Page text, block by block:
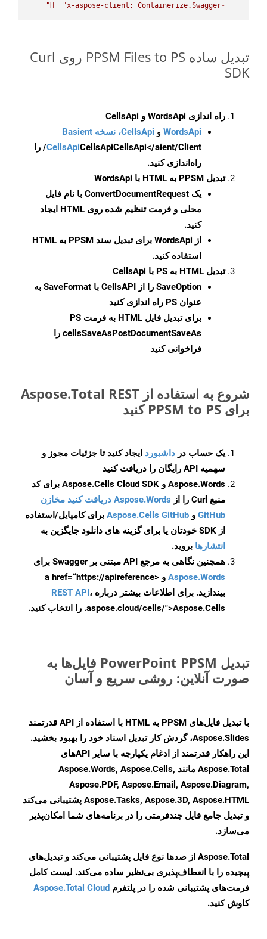
-
H "x-aspose-client: Containerize.Swagger"
تبدیل ساده PPSM Files to PS روی Curl
SDK
راه اندازی WordsApi و CellsApi
WordsApi و CellsApi، نسخه Basient
CellsApiCellsApi
CellsApi</aient/Client/ را
راه‌اندازی کنید.
تبدیل PPSM به HTML با WordsApi
یک ConvertDocumentRequest با نام فایل
محلی و فرمت تنظیم شده روی HTML ایجاد
کنید.
از WordsApi برای تبدیل سند PPSM به HTML
استفاده کنید.
تبدیل HTML به PS با CellsApi
SaveOption
را از CellsAPI با SaveFormat به
عنوان PS راه اندازی کنید
برای تبدیل فایل HTML به فرمت
PS
cellsSaveAsPostDocumentSaveAs را
فراخوانی کنید
شروع به استفاده از Aspose.Total REST
برای PPSM to PS کنید
یک حساب در داشبورد ایجاد کنید تا جزئیات مجوز و
سهمیه API رایگان را دریافت کنید
Aspose.Words و Aspose.Cells Cloud SDK برای کد
منبع Curl را از
Aspose.Words دریافت کنید مخازن
GitHub و Aspose.Cells GitHub برای کامپایل/استفاده
از SDK خودتان یا برای گزینه های دانلود جایگزین به
انتشارها بروید.
همچنین نگاهی به مرجع API مبتنی بر Swagger برای
Aspose.Words
و <a href=“https://apireference
بیندازید. برای اطلاعات بیشتر درباره REST API،
.aspose.cloud/cells/">Aspose.Cells را انتخاب کنید.
تبدیل PowerPoint PPSM فایل‌ها به
صورت آنلاین: روشی سریع و آسان
با تبدیل فایل‌های PPSM به HTML با استفاده از API قدرتمند
Aspose.Slides، گردش کار تبدیل اسناد خود را بهبود بخشید.
این راهکار قدرتمند از ادغام یکپارچه با سایر APIهای
Aspose.Total مانند Aspose.Words, Aspose.Cells,
Aspose.PDF, Aspose.Email, Aspose.Diagram,
Aspose.Tasks, Aspose.3D, Aspose.HTML پشتیبانی می‌کند
و تبدیل جامع فایل چندفرمتی را در برنامه‌های شما امکان‌پذیر
می‌سازد.
Aspose.Total از صدها نوع فایل پشتیبانی می‌کند و تبدیل‌های
پیچیده را با انعطاف‌پذیری بی‌نظیر ساده می‌کند. لیست کامل
فرمت‌های پشتیبانی شده را در پلتفرم Aspose.Total Cloud
کاوش کنید.